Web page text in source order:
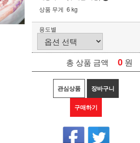
상품 무게 6 kg
용도별
총 상품 금액 0 원
관심상품 장바구니
구매하기